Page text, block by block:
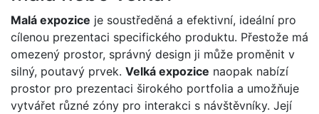
Malá expozice je soustředěná a efektivní, ideální pro
cílenou prezentaci specifického produktu. Přestože má
omezený prostor, správný design ji může proměnit v
silný, poutavý prvek. Velká expozice naopak nabízí
prostor pro prezentaci širokého portfolia a umožňuje
vytvářet různé zóny pro interakci s návštěvníky. Její